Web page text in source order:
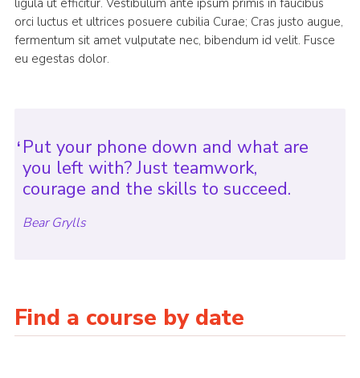
ligula ut efficitur. Vestibulum ante ipsum primis in faucibus
orci luctus et ultrices posuere cubilia Curae; Cras justo augue,
fermentum sit amet vulputate nec, bibendum id velit. Fusce
eu egestas dolor.
Put your phone down and what are
you left with? Just teamwork,
courage and the skills to succeed.
Bear Grylls
Find a course by date